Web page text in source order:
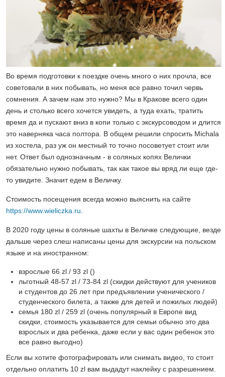
Во время подготовки к поездке очень много о них прочла, все
советовали в них побывать, но меня все равно точил червь
сомнения. А зачем нам это нужно? Мы в Кракове всего один
день и столько всего хочется увидеть, а туда ехать, тратить
время да и пускают вниз в копи только с экскурсоводом и длится
это наверняка часа полтора. В общем решили спросить Michala
из хостела, раз уж он местный то точно посоветует стоит или
нет. Ответ был однозначным - в соляных копях Велички
обязательно нужно побывать, так как такое вы вряд ли еще где-
то увидите. Значит едем в Величку.
Стоимость посещения всегда можно выяснить на сайте
https://www.wieliczka.ru
В 2020 году цены в соляные шахты в Величке следующие, везде
дальше через слеш написаны цены для экскурсии на польском
языке и на иностранном:
взрослые 66 zl / 93 zl ()
льготный 48-57 zl / 73-84 zl (скидки действуют для учеников
и студентов до 26 лет при предъявлении ученического /
студенческого билета, а также для детей и пожилых людей)
семья 180 zl / 259 zl (очень популярный в Европе вид
скидки, стоимость указывается для семьи обычно это два
взрослых и два ребенка, даже если у вас один ребенок это
все равно выгодно)
Если вы хотите фотографировать или снимать видео, то стоит
отдельно оплатить 10 zl вам выдадут наклейку с разрешением.